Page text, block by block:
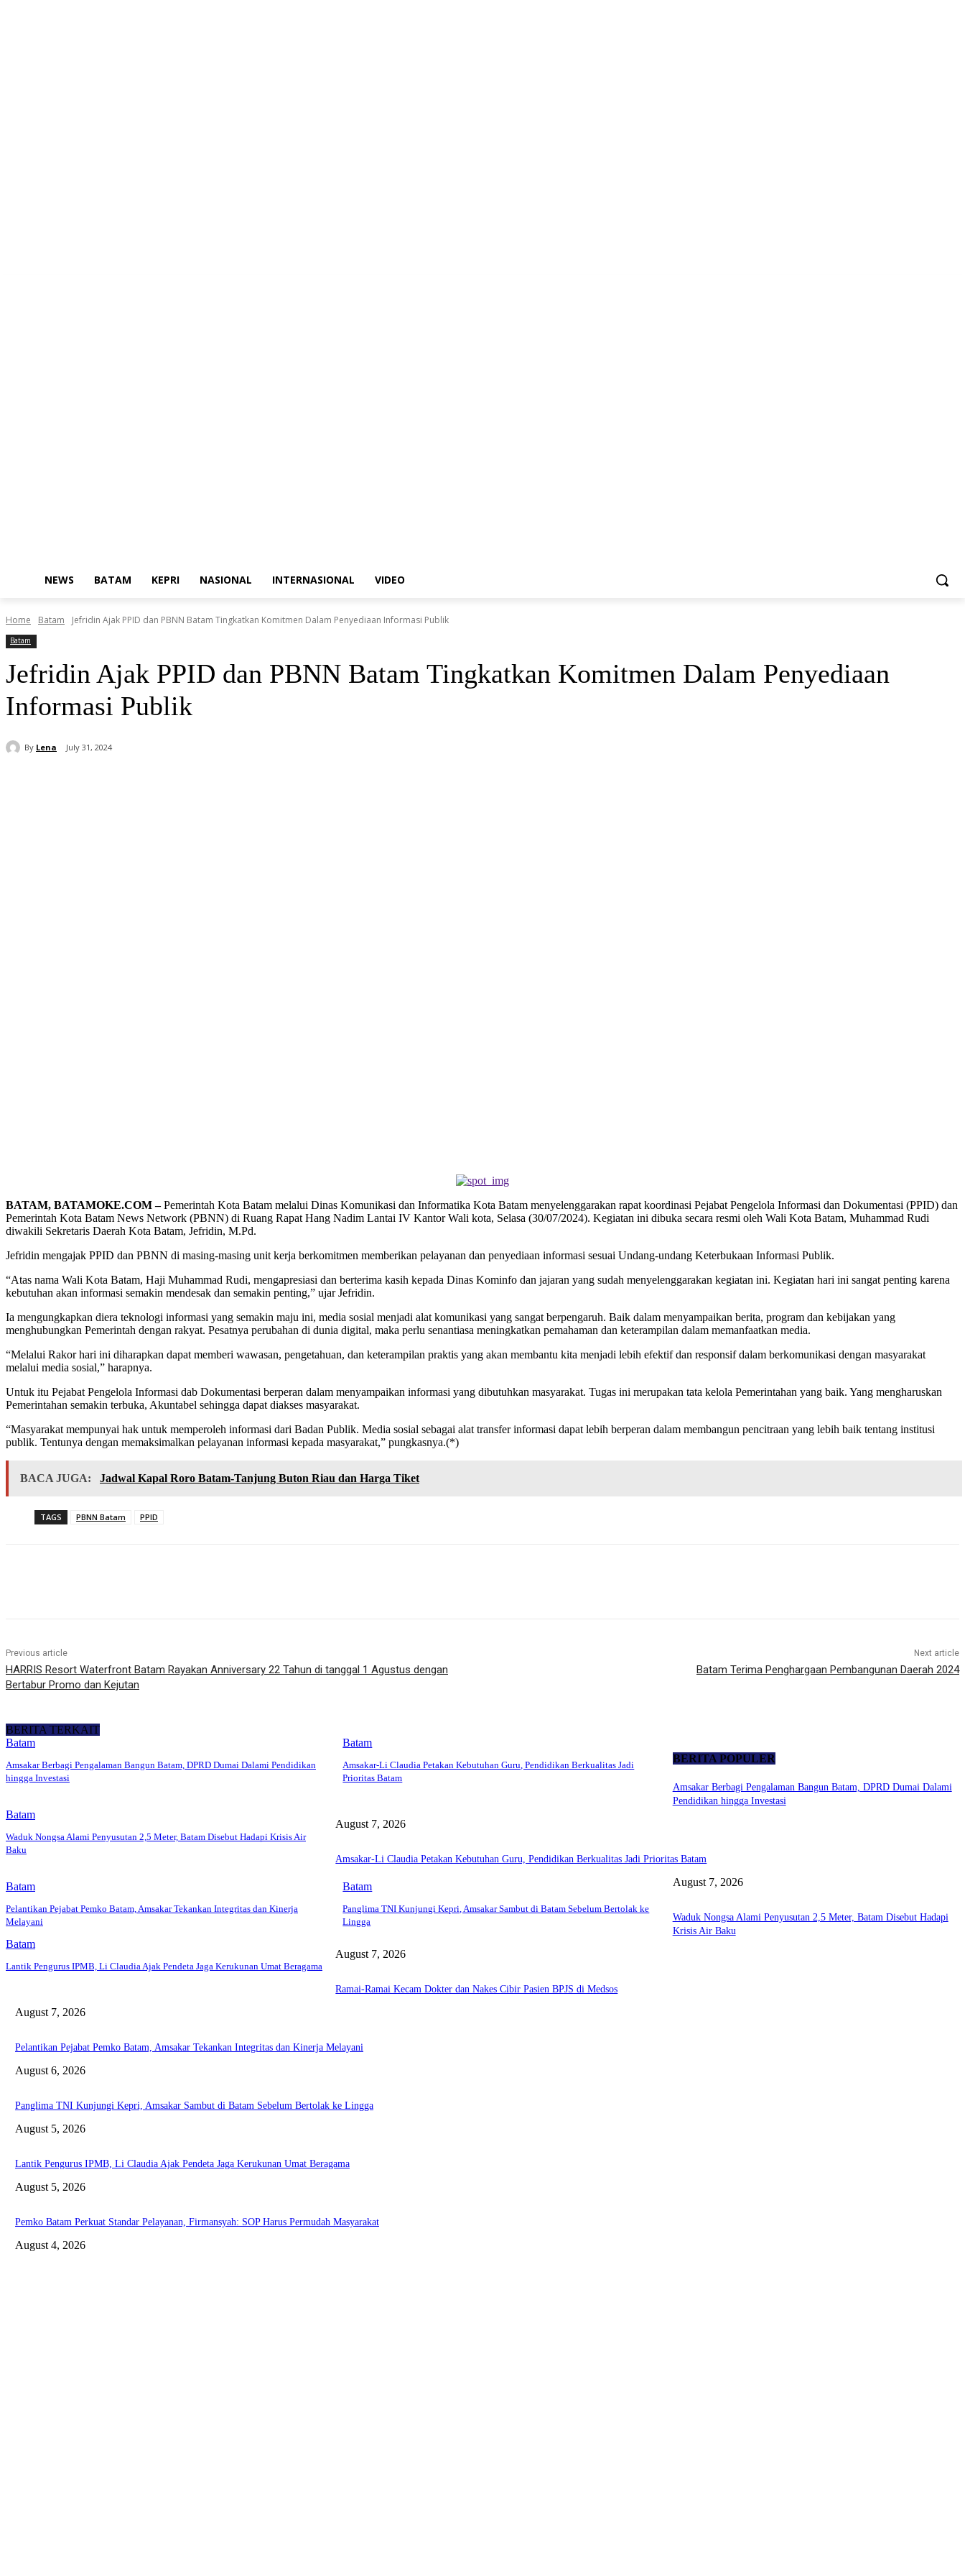
NEWS BATAM KEPRI NASIONAL INTERNASIONAL VIDEO
Home Batam Jefridin Ajak PPID dan PBNN Batam Tingkatkan Komitmen Dalam Penyediaan Informasi Publik
Batam
Jefridin Ajak PPID dan PBNN Batam Tingkatkan Komitmen Dalam Penyediaan
Informasi Publik
By Lena July 31, 2024
BATAM, BATAMOKE.COM –Pemerintah Kota Batam melalui Dinas Komunikasi dan Informatika Kota Batam menyelenggarakan rapat koordinasi Pejabat Pengelola Informasi dan Dokumentasi (PPID) dan
Pemerintah Kota Batam News Network (PBNN) di Ruang Rapat Hang Nadim Lantai IV Kantor Wali kota, Selasa (30/07/2024). Kegiatan ini dibuka secara resmi oleh Wali Kota Batam, Muhammad Rudi
diwakili Sekretaris Daerah Kota Batam, Jefridin, M.Pd.
Jefridin mengajak PPID dan PBNN di masing-masing unit kerja berkomitmen memberikan pelayanan dan penyediaan informasi sesuai Undang-undang Keterbukaan Informasi Publik.
“Atas nama Wali Kota Batam, Haji Muhammad Rudi, mengapresiasi dan berterima kasih kepada Dinas Kominfo dan jajaran yang sudah menyelenggarakan kegiatan ini. Kegiatan hari ini sangat penting karena
kebutuhan akan informasi semakin mendesak dan semakin penting,” ujar Jefridin.
Ia mengungkapkan diera teknologi informasi yang semakin maju ini, media sosial menjadi alat komunikasi yang sangat berpengaruh. Baik dalam menyampaikan berita, program dan kebijakan yang
menghubungkan Pemerintah dengan rakyat. Pesatnya perubahan di dunia digital, maka perlu senantiasa meningkatkan pemahaman dan keterampilan dalam memanfaatkan media.
“Melalui Rakor hari ini diharapkan dapat memberi wawasan, pengetahuan, dan keterampilan praktis yang akan membantu kita menjadi lebih efektif dan responsif dalam berkomunikasi dengan masyarakat
melalui media sosial,” harapnya.
Untuk itu Pejabat Pengelola Informasi dab Dokumentasi berperan dalam menyampaikan informasi yang dibutuhkan masyarakat. Tugas ini merupakan tata kelola Pemerintahan yang baik. Yang mengharuskan
Pemerintahan semakin terbuka, Akuntabel sehingga dapat diakses masyarakat.
“Masyarakat mempunyai hak untuk memperoleh informasi dari Badan Publik. Media sosial sebagai alat transfer informasi dapat lebih berperan dalam membangun pencitraan yang lebih baik tentang institusi
publik. Tentunya dengan memaksimalkan pelayanan informasi kepada masyarakat,” pungkasnya.(*)
BACA JUGA: Jadwal Kapal Roro Batam-Tanjung Buton Riau dan Harga Tiket
TAGS PBNN Batam PPID
Previous article
HARRIS Resort Waterfront Batam Rayakan Anniversary 22 Tahun di tanggal 1 Agustus dengan
Bertabur Promo dan Kejutan
Next article
Batam Terima Penghargaan Pembangunan Daerah 2024
BERITA TERKAIT
Batam
Amsakar Berbagi Pengalaman Bangun Batam, DPRD Dumai Dalami Pendidikan
hingga Investasi
Batam
Amsakar-Li Claudia Petakan Kebutuhan Guru, Pendidikan Berkualitas Jadi
Prioritas Batam
Batam
Waduk Nongsa Alami Penyusutan 2,5 Meter, Batam Disebut Hadapi Krisis Air
Baku
Batam
Pelantikan Pejabat Pemko Batam, Amsakar Tekankan Integritas dan Kinerja
Melayani
Batam
Panglima TNI Kunjungi Kepri, Amsakar Sambut di Batam Sebelum Bertolak ke
Lingga
Batam
Lantik Pengurus IPMB, Li Claudia Ajak Pendeta Jaga Kerukunan Umat Beragama
BERITA POPULER
Amsakar Berbagi Pengalaman Bangun Batam, DPRD Dumai Dalami
Pendidikan hingga Investasi
August 7, 2026
Amsakar-Li Claudia Petakan Kebutuhan Guru, Pendidikan Berkualitas Jadi Prioritas Batam
August 7, 2026
Waduk Nongsa Alami Penyusutan 2,5 Meter, Batam Disebut Hadapi
Krisis Air Baku
August 7, 2026
Ramai-Ramai Kecam Dokter dan Nakes Cibir Pasien BPJS di Medsos
August 7, 2026
Pelantikan Pejabat Pemko Batam, Amsakar Tekankan Integritas dan Kinerja Melayani
August 6, 2026
Panglima TNI Kunjungi Kepri, Amsakar Sambut di Batam Sebelum Bertolak ke Lingga
August 5, 2026
Lantik Pengurus IPMB, Li Claudia Ajak Pendeta Jaga Kerukunan Umat Beragama
August 5, 2026
Pemko Batam Perkuat Standar Pelayanan, Firmansyah: SOP Harus Permudah Masyarakat
August 4, 2026